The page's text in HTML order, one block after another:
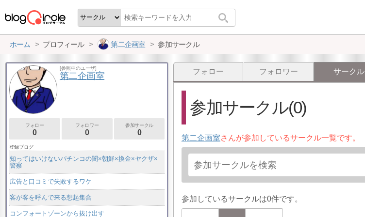
ホーム プロフィール 第二企画室 参加サークル
フォロー フォロワー サークル
参加サークル(0)
第二企画室さんが参加しているサークル一覧です。
参加しているサークルは0件です。
[参照中のユーザ]
第二企画室
フォロー
0
フォロワー
0
参加サークル
0
登録ブログ
知ってはいけないパチンコの闇×朝鮮×換金×ヤクザ×
警察
広告と口コミで失敗するワケ
客が客を呼んで来る想起集合
コンフォートゾーンから抜け出す